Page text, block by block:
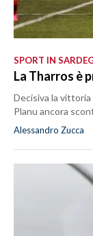
SPORT IN
La Tharros è
Decisiva la vittoria
Planu ancora
Alessandro Zucca